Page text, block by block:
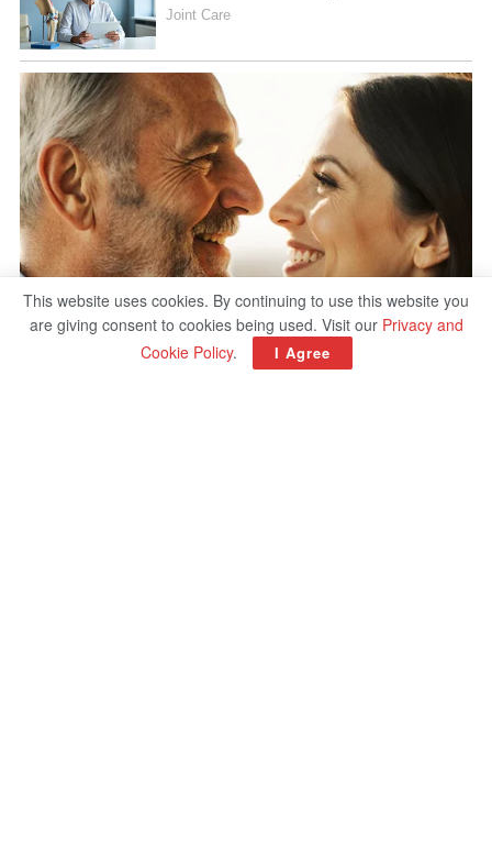
This website uses cookies. By continuing to use this website you
are giving consent to cookies being used. Visit our Privacy and
Cookie Policy. I Agree